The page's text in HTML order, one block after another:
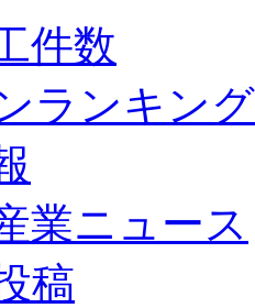
件数
ランキング
業ニュース
稿